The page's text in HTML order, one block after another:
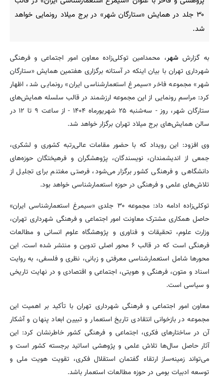
۳۰ جلد در همایش «ستارگان شهر» در برج میلاد رونمایی خواهد
شد.
به گزارششهر، محمدامین توکلی‌زاده معاون امور اجتماعی و فرهنگی
شهرداری تهران با بیان اینکه در آستانه برگزاری هفتمین همایش «ستارگان
شهر» مجموعه فاخر «سیمرغ استعمارشناسی ایران» رونمایی شد، اظهار
کرد: مراسم رونمایی از این مجموعه ارزشمند در قالب سلسله همایش‌های
ستارگان شهر، روز - سه‌شنبه ۲۵ شهریورماه ۱۴۰۴ - از ساعت ۹ تا ۱۲ در
سالن همایش‌های برج میلاد تهران برگزار خواهد شد.
وی افزود: این رویداد که با حضور مقامات عالی‌رتبه کشوری و لشکری،
جمعی از اندیشمندان، نویسندگان، پژوهشگران و فرهیختگان حوزه‌های
دانشگاهی و فرهنگی کشور برگزار می‌شود، فرصتی مغتنم برای تجلیل از
تلاش‌های علمی و فرهنگی در حوزه استعمارشناسی خواهد بود.
توکلی‌زاده ادامه داد: مجموعه ۳۰ جلدی «سیمرغ استعمارشناسی ایران»
حاصل همکاری مشترک معاونت امور اجتماعی و فرهنگی شهرداری تهران،
وزارت علوم، تحقیقات و فناوری و پژوهشگاه علوم انسانی و مطالعات
فرهنگی است که در قالب ۶ محور اصلی تدوین و منتشر شده است. این
محورها شامل استعمارشناسی معرفتی و زبانی، نظری و فلسفی، به روایت
اسناد و متون، فرهنگی و هویتی، اجتماعی و اقتصادی و در نهایت تاریخی
و سیاسی است.
معاون امور اجتماعی و فرهنگی شهرداری تهران با تأکید بر اهمیت این
مجموعه در بازخوانی انتقادی تاریخ استعمار و تبیین ابعاد پنهان و آشکار
آن در ساختارهای فکری، اجتماعی و فرهنگی کشور خاطرنشان کرد: این
آثار حاصل سال‌ها تلاش علمی و پژوهشی اساتید برجسته کشور است و
می‌تواند زمینه‌ساز ارتقاء گفتمان استقلال فکری، تقویت هویت ملی و
توسعه ادبیات بومی در حوزه مطالعات استعمار باشد.